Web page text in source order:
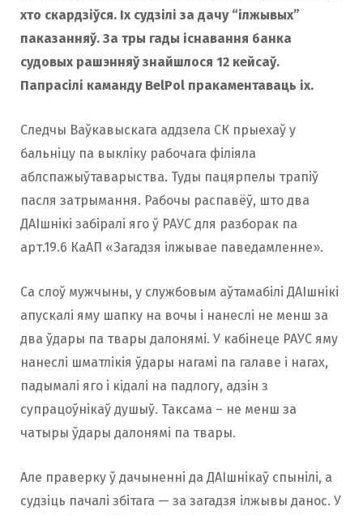
хто скардзіўся. Іх судзілі за дачу “ілжывых”
паказанняў. За тры гады існавання банка
судовых рашэнняў знайшлося 12 кейсаў.
Папрасілі каманду BelPol пракаментаваць іх.
Следчы Ваўкавыскага аддзела СК прыехаў у
бальніцу па выкліку рабочага філіяла
аблспажыўтаварыства. Туды пацярпелы трапіў
пасля затрымання. Рабочы распавёў, што два
ДАІшнікі забіралі яго ў РАУС для разборак па
арт.19.6 КаАП «Загадзя ілжывае паведамленне».
Са слоў мужчыны, у службовым аўтамабілі ДАІшнікі
апускалі яму шапку на вочы і нанеслі не менш за
два ўдары па твары далонямі. У кабінеце РАУС яму
нанеслі шматлікія ўдары нагамі па галаве і нагах,
падымалі яго і кідалі на падлогу, адзін з
супрацоўнікаў душыў. Таксама – не менш за
чатыры ўдары далонямі па твары.
Але праверку ў дачыненні да ДАІшнікаў спынілі, а
судзіць пачалі збітага — за загадзя ілжывы данос. У